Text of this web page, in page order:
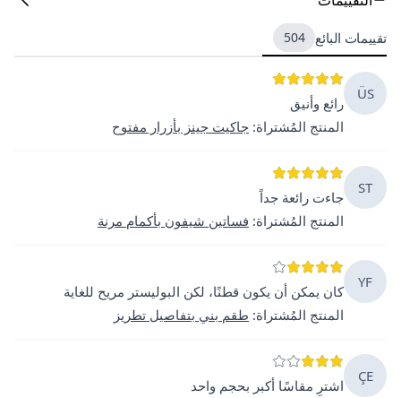
تقييمات البائع 504
ÜS
رائع وأنيق
المنتج المُشتراة: جاكيت جينز بأزرار مفتوح
ST
جاءت رائعة جداً
المنتج المُشتراة: فساتين شيفون بأكمام مرنة
YF
كان يمكن أن يكون قطنًا، لكن البوليستر مريح للغاية
المنتج المُشتراة: طقم بني بتفاصيل تطريز
ÇE
اشترِ مقاسًا أكبر بحجم واحد